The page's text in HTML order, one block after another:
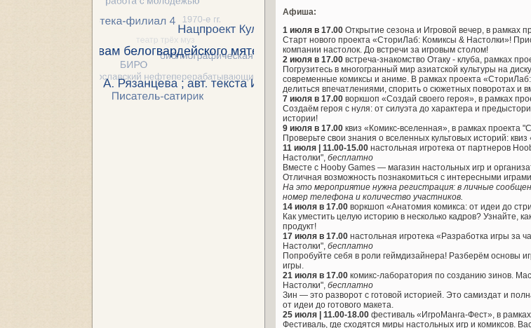
Афиша:
1 июля в 17.00 Открытие сезона и Игровой вечер, в рамках
Старт нового проекта «СториЛаб: Комиксы & Настолки»!
компании настолок. До встречи за игровым столом!
2 июля в 17.00 встреча-знакомство Отаку - клуба, рамках
Погрузитесь в многогранный мир азиатской культуры на
современные комиксы и аниме. В рамках проекта
делиться впечатлениями, спорить о сюжетных поворотах и
7 июля в 17.00 воркшоп «Создай своего героя», в рамках
Создаём героя с нуля: от силуэта до характера и
истории!
9 июля в 17.00 квиз «Комикс-вселенная», в рамках проекта
Проверьте свои знания о вселенных культовых историй:
11 июля | 11.00-15.00 настольная игротека от партнеров
Настолки", бесплатно
Вместе с Hooby Games — магазин настольных игр и
Отличная возможность познакомиться с интересными
На это мероприятие нужна регистрация: в личные
номер телефона и количество участников.
14 июля в 17.00 воркшоп «Анатомия комикса: от идеи до
Как уместить целую историю в несколько кадров? Узнайте,
продукт!
17 июля в 17.00 настольная игротека «Разработка игры за
Настолки", бесплатно
Попробуйте себя в роли геймдизайнера! Разберём основы
игры.
21 июля в 17.00 комикс-лаборатория по созданию зинов.
Настолки", бесплатно
Зин — это разворот с готовой историей. Это самиздат и
от идеи до готового макета.
25 июля | 11.00-18.00 фестиваль «ИгроМанга-Фест», в
Фестиваль, где сходятся миры настольных игр и комиксов.